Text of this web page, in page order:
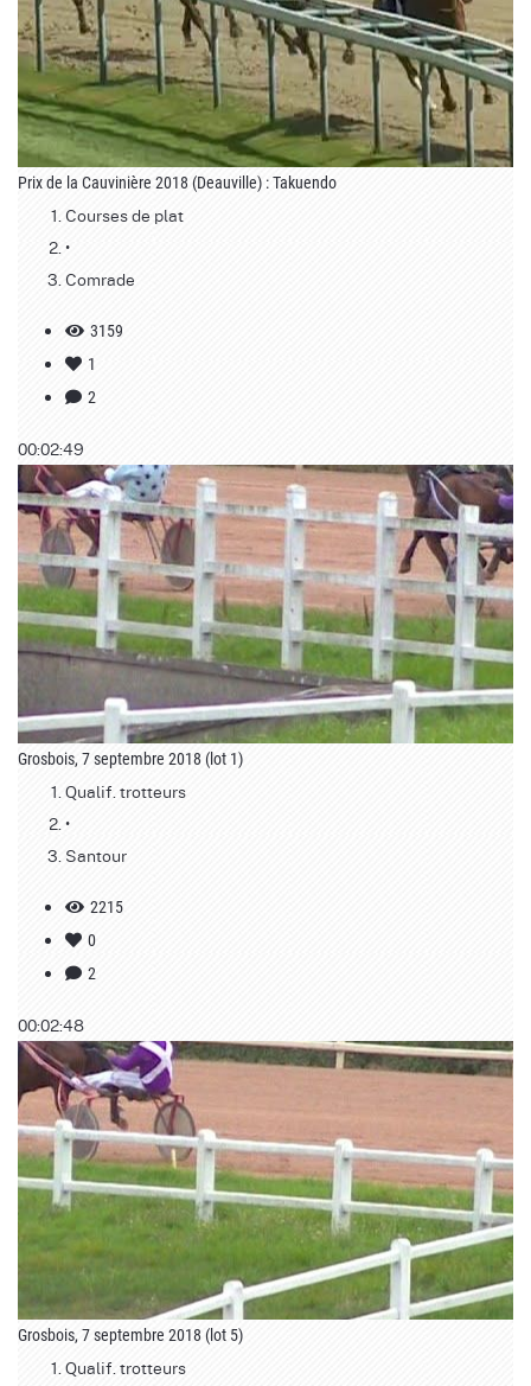
Prix de la Cauvinière 2018 (Deauville) : Takuendo
Courses de plat
•
Comrade
3159
1
2
00:02:49
Grosbois, 7 septembre 2018 (lot 1)
Qualif. trotteurs
•
Santour
2215
0
2
00:02:48
Grosbois, 7 septembre 2018 (lot 5)
Qualif. trotteurs